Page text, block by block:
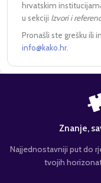
hrvatskim
u sekciji Izvori i
Pronašli ste grešku ili
info@kako.hr
Znanje,
Najjednostavniji put do
tvojih